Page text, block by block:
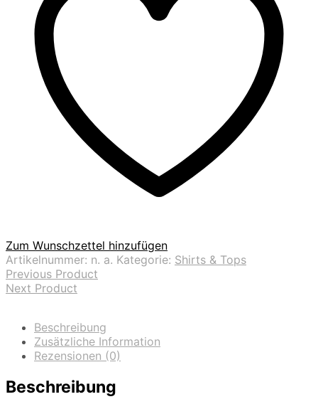
Zum Wunschzettel hinzufügen
Artikelnummer: n. a. Kategorie: Shirts & Tops
Previous Product
Next Product
Beschreibung
Zusätzliche Information
Rezensionen (0)
Beschreibung